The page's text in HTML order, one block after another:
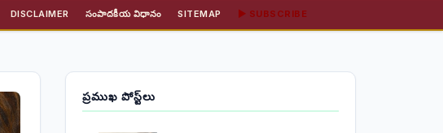
DISCLAIMER సంపాదకీయ విధానం SITEMAP ▶ SUBSCRIBE
ప్రముఖ పోస్ట్‌లు